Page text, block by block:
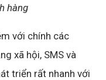
hàng
với chính các
xã hội, SMS và
triển rất nhanh với